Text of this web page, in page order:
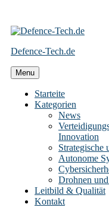
Skip
content
Defence-Tech.de
Menu
Starteite
Kategorien
News
Innovation
Strategische
Autonome
Drohnen
Leitbild & Qualität
Kontakt